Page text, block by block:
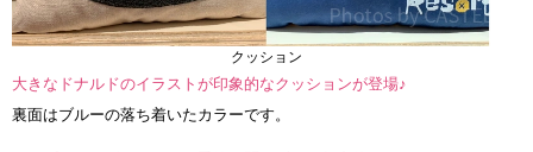
クッション
大きなドナルドのイラストが印象的なクッションが登場♪
裏面はブルーの落ち着いたカラーです。